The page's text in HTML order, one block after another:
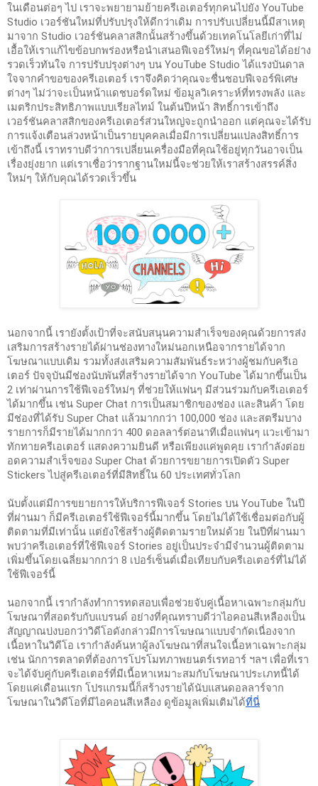
ในเดือนต่อๆ ไป เราจะพยายามย้ายครีเอเตอร์ทุกคนไปยัง YouTube
Studio เวอร์ชันใหม่ที่ปรับปรุงให้ดีกว่าเดิม การปรับเปลี่ยนนี้มีสาเหตุ
มาจาก Studio เวอร์ชันคลาสสิกนั้นสร้างขึ้นด้วยเทคโนโลยีเก่าที่ไม่
เอื้อให้เราแก้ไขข้อบกพร่องหรือนำเสนอฟีเจอร์ใหม่ๆ ที่คุณขอได้อย่าง
รวดเร็วทันใจ การปรับปรุงต่างๆ บน YouTube Studio ได้แรงบันดาล
ใจจากคำขอของครีเอเตอร์ เราจึงคิดว่าคุณจะชื่นชอบฟีเจอร์พิเศษ
ต่างๆ ไม่ว่าจะเป็นหน้าแดชบอร์ดใหม่ ข้อมูลวิเคราะห์ที่ทรงพลัง และ
เมตริกประสิทธิภาพแบบเรียลไทม์ ในต้นปีหน้า สิทธิ์การเข้าถึง
เวอร์ชันคลาสสิกของครีเอเตอร์ส่วนใหญ่จะถูกนำออก แต่คุณจะได้รับ
การแจ้งเตือนล่วงหน้าเป็นรายบุคคลเมื่อมีการเปลี่ยนแปลงสิทธิ์การ
เข้าถึงนี้ เราทราบดีว่าการเปลี่ยนเครื่องมือที่คุณใช้อยู่ทุกวันอาจเป็น
เรื่องยุ่งยาก แต่เราเชื่อว่ารากฐานใหม่นี้จะช่วยให้เราสร้างสรรค์สิ่ง
ใหม่ๆ ให้กับคุณได้รวดเร็วขึ้น
นอกจากนี้ เรายังตั้งเป้าที่จะสนับสนุนความสำเร็จของคุณด้วยการส่ง
เสริมการสร้างรายได้ผ่านช่องทางใหม่นอกเหนือจากรายได้จาก
โฆษณาแบบเดิม รวมทั้งส่งเสริมความสัมพันธ์ระหว่างผู้ชมกับครีเอ
เตอร์ ปัจจุบันมีช่องนับพันที่สร้างรายได้จาก YouTube ได้มากขึ้นเป็น
2 เท่าผ่านการใช้ฟีเจอร์ใหม่ๆ ที่ช่วยให้แฟนๆ มีส่วนร่วมกับครีเอเตอร์
ได้มากขึ้น เช่น Super Chat การเป็นสมาชิกของช่อง และสินค้า โดย
มีช่องที่ได้รับ Super Chat แล้วมากกว่า 100,000 ช่อง และสตรีมบาง
รายการก็มีรายได้มากกว่า 400 ดอลลาร์ต่อนาทีเมื่อแฟนๆ แวะเข้ามา
ทักทายครีเอเตอร์ แสดงความยินดี หรือเพียงแค่พูดคุย เรากำลังต่อย
อดความสำเร็จของ Super Chat ด้วยการขยายการเปิดตัว Super
Stickers ไปสู่ครีเอเตอร์ที่มีสิทธิ์ใน 60 ประเทศทั่วโลก
นับตั้งแต่มีการขยายการให้บริการฟีเจอร์ Stories บน YouTube ในปี
ที่ผ่านมา ก็มีครีเอเตอร์ใช้ฟีเจอร์นี้มากขึ้น โดยไม่ได้ใช้เชื่อมต่อกับผู้
ติดตามที่มีเท่านั้น แต่ยังใช้สร้างผู้ติดตามรายใหม่ด้วย ในปีที่ผ่านมา
พบว่าครีเอเตอร์ที่ใช้ฟีเจอร์ Stories อยู่เป็นประจำมีจำนวนผู้ติดตาม
เพิ่มขึ้นโดยเฉลี่ยมากกว่า 8 เปอร์เซ็นต์เมื่อเทียบกับครีเอเตอร์ที่ไม่ได้
ใช้ฟีเจอร์นี้
นอกจากนี้ เรากำลังทำการทดสอบเพื่อช่วยจับคู่เนื้อหาเฉพาะกลุ่มกับ
โฆษณาที่สอดรับกับแบรนด์ อย่างที่คุณทราบดีว่าไอคอนสีเหลืองเป็น
สัญญาณบ่งบอกว่าวิดีโอดังกล่าวมีการโฆษณาแบบจำกัดเนื่องจาก
เนื้อหาในวิดีโอ เรากำลังค้นหาผู้ลงโฆษณาที่สนใจเนื้อหาเฉพาะกลุ่ม
เช่น นักการตลาดที่ต้องการโปรโมทภาพยนตร์เรทอาร์ ฯลฯ เพื่อที่เรา
จะได้จับคู่กับครีเอเตอร์ที่มีเนื้อหาเหมาะสมกับโฆษณาประเภทนี้ได้
โดยแค่เดือนแรก โปรแกรมนี้ก็สร้างรายได้นับแสนดอลลาร์จาก
โฆษณาในวิดีโอที่มีไอคอนสีเหลือง ดูข้อมูลเพิ่มเติมได้ที่นี่